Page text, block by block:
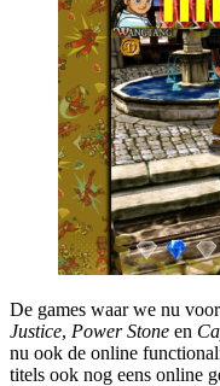
De games waar we nu
Justice, Power Stone en
nu ook de online
titels ook nog eens online